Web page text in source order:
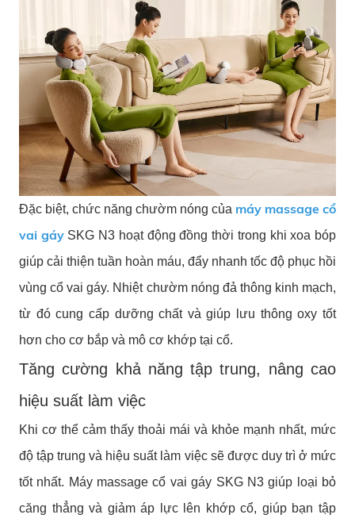
Đặc biệt, chức năng chườm nóng của máy massage cổ
vai gáySKG N3 hoạt động đồng thời trong khi xoa bóp
giúp cải thiện tuần hoàn máu, đẩy nhanh tốc độ phục hồi
vùng cổ vai gáy. Nhiệt chườm nóng đả thông kinh mạch,
từ đó cung cấp dưỡng chất và giúp lưu thông oxy tốt
hơn cho cơ bắp và mô cơ khớp tại cổ.
Tăng cường khả năng tập trung, nâng cao
hiệu suất làm việc
Khi cơ thể cảm thấy thoải mái và khỏe mạnh nhất, mức
độ tập trung và hiệu suất làm việc sẽ được duy trì ở mức
tốt nhất. Máy massage cổ vai gáy SKG N3 giúp loại bỏ
căng thẳng và giảm áp lực lên khớp cổ, giúp bạn tập